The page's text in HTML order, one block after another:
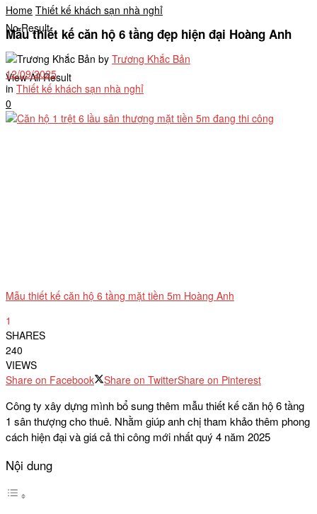
No Result
View All Result
Home Thiết kế khách sạn nhà nghỉ
Mẫu thiết kế căn hộ 6 tầng đẹp hiện đại Hoàng Anh
by Trương Khắc Bản
12/09/2025
in Thiết kế khách sạn nhà nghỉ
0
Mẫu thiết kế căn hộ 6 tầng mặt tiền 5m Hoàng Anh
1
SHARES
240
VIEWS
Share on Facebook
Share on TwitterShare on Pinterest
Công ty xây dựng mình bổ sung thêm mẫu thiết kế căn hộ 6 tầng
1 sân thượng cho thuê. Nhằm giúp anh chị tham khảo thêm phong
cách hiện đại và giá cả thi công mới nhất quý 4 năm 2025
Nội dung